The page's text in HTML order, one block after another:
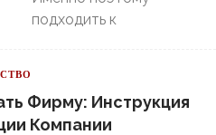
подходить к
Фирму: Инструкция
Компании